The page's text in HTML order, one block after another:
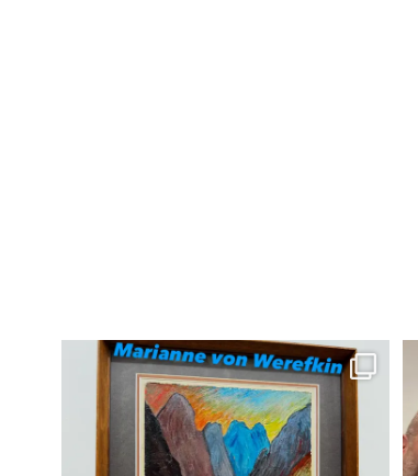
Das wunderbare an meinem Beruf ist, dass man wie...
35 0